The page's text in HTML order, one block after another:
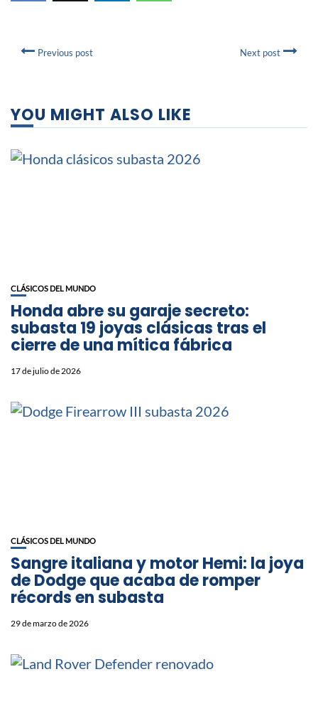
Previous post Next post
YOU MIGHT ALSO LIKE
CLÁSICOS DEL MUNDO
Honda abre su garaje secreto:
subasta 19 joyas clásicas tras el
cierre de una mítica fábrica
17 de julio de 2026
CLÁSICOS DEL MUNDO
Sangre italiana y motor Hemi: la joya
de Dodge que acaba de romper
récords en subasta
29 de marzo de 2026